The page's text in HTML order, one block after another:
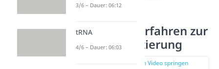
Klassische Verfahren zur
DNA Sequenzierung
zur Stelle im Video springen
3/6 – Dauer: 06:12
tRNA
4/6 – Dauer: 06:03